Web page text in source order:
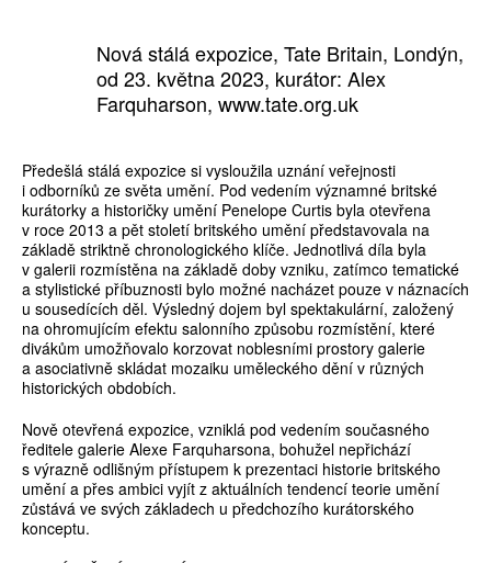
Nová stálá expozice, Tate Britain, Londýn,
od 23. května 2023, kurátor: Alex
Farquharson, www.tate.org.uk
Předešlá stálá expozice si vysloužila uznání veřejnosti
i odborníků ze světa umění. Pod vedením významné britské
kurátorky a historičky umění Penelope Curtis byla otevřena
v roce 2013 a pět století britského umění představovala na
základě striktně chronologického klíče. Jednotlivá díla byla
v galerii rozmístěna na základě doby vzniku, zatímco tematické
a stylistické příbuznosti bylo možné nacházet pouze v náznacích
u sousedících děl. Výsledný dojem byl spektakulární, založený
na ohromujícím efektu salonního způsobu rozmístění, které
divákům umožňovalo korzovat noblesními prostory galerie
a asociativně skládat mozaiku uměleckého dění v různých
historických obdobích.
Nově otevřená expozice, vzniklá pod vedením současného
ředitele galerie Alexe Farquharsona, bohužel nepřichází
s výrazně odlišným přístupem k prezentaci historie britského
umění a přes ambici vyjít z aktuálních tendencí teorie umění
zůstává ve svých základech u předchozího kurátorského
konceptu.